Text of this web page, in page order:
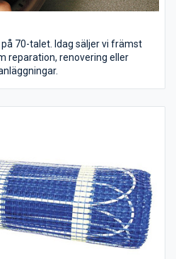
70-talet. Idag säljer vi främst
reparation, renovering eller